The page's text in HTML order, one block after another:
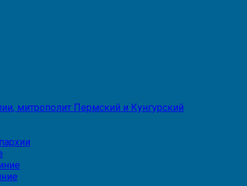
митрополит Пермский и Кунгурский